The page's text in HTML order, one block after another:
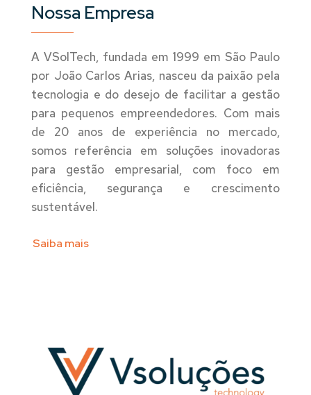
Nossa Empresa
A VSolTech, fundada em 1999 em São Paulo
por João Carlos Arias, nasceu da paixão pela
tecnologia e do desejo de facilitar a gestão
para pequenos empreendedores. Com mais
de 20 anos de experiência no mercado,
somos referência em soluções inovadoras
para gestão empresarial, com foco em
eficiência, segurança e crescimento
sustentável.
Saiba mais